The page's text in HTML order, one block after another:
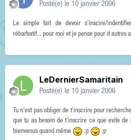
Posté(e) le 10 janvier 2006
Le simple fait de devoir s'inscire/
rébarbatif... pour moi et je pense pour d autres
LeDernierSamaritain
Posté(e) le 10 janvier 2006
Tu n'est pas obliger de t'inscrire pour
que tu as besoin de t'inscrire ce que evite de
bienvenus quand même
:p :p